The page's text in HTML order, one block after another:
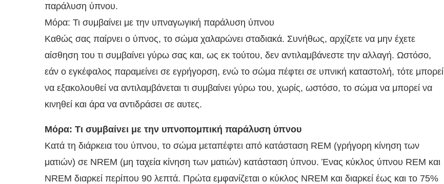
παράλυση ύπνου.
Μόρα: Τι συμβαίνει με την υπναγωγική παράλυση ύπνου
Καθώς σας παίρνει ο ύπνος, το σώμα χαλαρώνει σταδιακά. Συνήθως, αρχίζετε να μην έχετε
αίσθηση του τι συμβαίνει γύρω σας και, ως εκ τούτου, δεν αντιλαμβάνεστε την αλλαγή. Ωστόσο,
εάν ο εγκέφαλος παραμείνει σε εγρήγορση, ενώ το σώμα πέφτει σε υπνική καταστολή, τότε μπορεί
να εξακολουθεί να αντιλαμβάνεται τι συμβαίνει γύρω του, χωρίς, ωστόσο, το σώμα να μπορεί να
κινηθεί και άρα να αντιδράσει σε αυτες.
Μόρα: Τι συμβαίνει με την υπνοπομπική παράλυση ύπνου
Κατά τη διάρκεια του ύπνου, το σώμα μεταπέφτει από κατάσταση REM (γρήγορη κίνηση των
ματιών) σε NREM (μη ταχεία κίνηση των ματιών) κατάσταση ύπνου. Ένας κύκλος ύπνου REM και
NREM διαρκεί περίπου 90 λεπτά. Πρώτα εμφανίζεται ο κύκλος NREM και διαρκεί έως και το 75%